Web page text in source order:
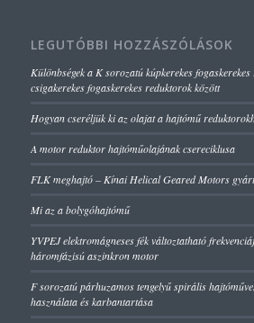
LEGUTÓBBI HOZZÁSZÓLÁSOK
Különbségek a K sorozatú kúpkerekes
csigakerekes fogaskerekes reduktorok között
Hogyan cseréljük ki az olajat a hajtómű
A motor reduktor hajtóműolajának csereciklusa
FLK meghajtó – Kínai Helical Geared Motors
Mi az a bolygóhajtómű
YVPEJ elektromágneses fék változtatható
háromfázisú aszinkron motor
F sorozatú párhuzamos tengelyű spirális
használata és karbantartása